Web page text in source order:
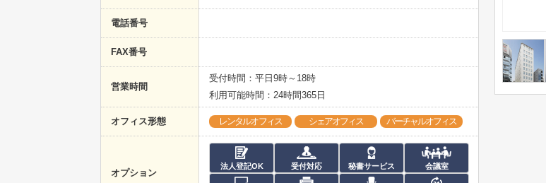
電話番号
FAX番号
営業時間
受付時間：平日9時～18時
利用可能時間：24時間365日
オフィス形態 レンタルオフィス シェアオフィス バーチャルオフィス
オプション
法人登記OK 受付対応 秘書サービス 会議室